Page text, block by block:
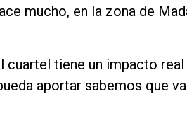
mucho, en la zona de
cuartel tiene un impacto
aportar sabemos que